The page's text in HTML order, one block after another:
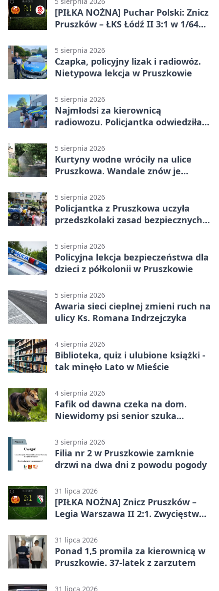
[PIŁKA NOŻNA] Puchar Polski: Znicz
Pruszków – ŁKS Łódź II 3:1 w 1/64
5 sierpnia 2026
Czapka, policyjny lizak i radiowóz.
Nietypowa lekcja w Pruszkowie
5 sierpnia 2026
Najmłodsi za kierownicą
radiowozu. Policjantka odwiedziła
5 sierpnia 2026
Kurtyny wodne wróciły na ulice
Pruszkowa. Wandale znów je
5 sierpnia 2026
Policjantka z Pruszkowa uczyła
przedszkolaki zasad bezpiecznych
5 sierpnia 2026
Policyjna lekcja bezpieczeństwa dla
dzieci z półkolonii w Pruszkowie
5 sierpnia 2026
Awaria sieci cieplnej zmieni ruch na
ulicy Ks. Romana Indrzejczyka
4 sierpnia 2026
Biblioteka, quiz i ulubione książki -
tak minęło Lato w Mieście
4 sierpnia 2026
Fafik od dawna czeka na dom.
Niewidomy psi senior szuka
3 sierpnia 2026
Filia nr 2 w Pruszkowie zamknie
drzwi na dwa dni z powodu pogody
31 lipca 2026
[PIŁKA NOŻNA] Znicz Pruszków –
Legia Warszawa II 2:1. Zwycięstwo
minucie
31 lipca 2026
Ponad 1,5 promila za kierownicą w
Pruszkowie. 37-latek z zarzutem
31 lipca 2026